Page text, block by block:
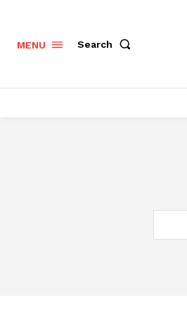
MENU Search